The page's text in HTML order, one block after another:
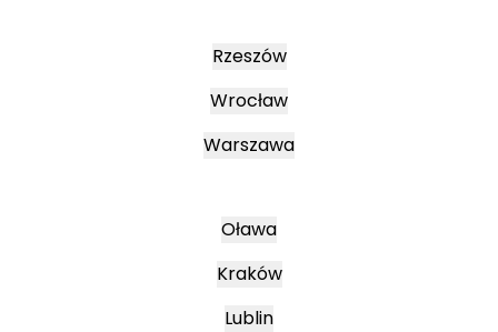
Rzeszów
Wrocław
Warszawa
Oława
Kraków
Lublin